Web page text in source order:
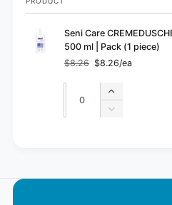
cart
Seni Care
500 ml | Pack (1 piece)
Regular
price
$8.26
Sale
price
$8.26/ea
Increase
quantity
Decrease
a